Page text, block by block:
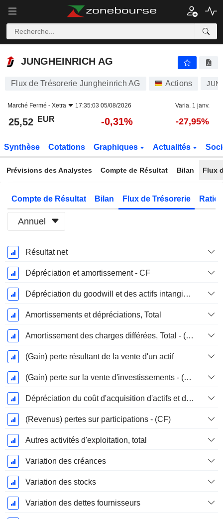
JUNGHEINRICH AG
JUNGHEINRICH AG
Flux de Trésorerie Jungheinrich AG Actions
Marché Fermé - Xetra 17:35:03 05/08/2026 Varia. 1 janv.
25,52 EUR -0,31% -27,95%
Synthèse Cotations Graphiques Actualités
Prévisions des Analystes Compte de Résultat Bilan Flux
Compte de Résultat Bilan Flux de Trésorerie
Annuel
Période
Fiscale:
Décembre
Résultat net
Dépréciation et amortissement - CF
Dépréciation du goodwill et des actifs intangibles
Amortissements et dépréciations, Total
Amortissement des charges différées, Total - (CF)
(Gain) perte résultant de la vente d'un actif
(Gain) perte sur la vente d'investissements - (CF)
Dépréciation du coût d'acquisition d'actifs et dépenses de restructuration
(Revenus) pertes sur participations - (CF)
Autres activités d'exploitation, total
Variation des créances
Variation des stocks
Variation des dettes fournisseurs